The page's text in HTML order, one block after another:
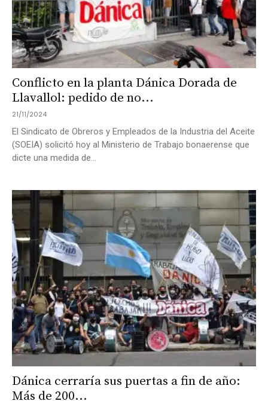
Conflicto en la planta Dánica Dorada de
Llavallol: pedido de no...
21/11/2024
El Sindicato de Obreros y Empleados de la Industria del Aceite
(SOEIA) solicitó hoy al Ministerio de Trabajo bonaerense que
dicte una medida de...
Dánica cerraría sus puertas a fin de año:
Más de 200...